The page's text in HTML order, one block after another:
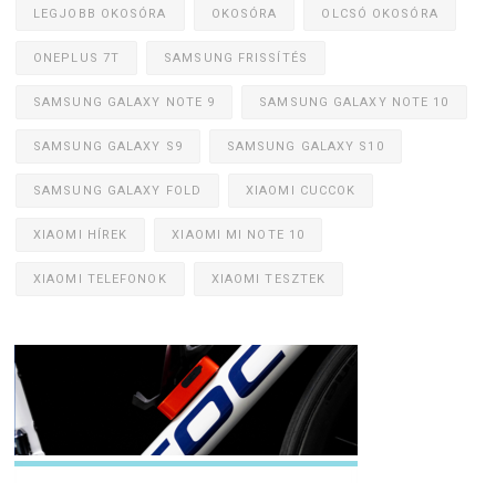
LEGJOBB OKOSÓRA OKOSÓRA OLCSÓ OKOSÓRA
ONEPLUS 7T SAMSUNG FRISSÍTÉS
SAMSUNG GALAXY NOTE 9 SAMSUNG GALAXY NOTE 10
SAMSUNG GALAXY S9 SAMSUNG GALAXY S10
SAMSUNG GALAXY FOLD XIAOMI CUCCOK
XIAOMI HÍREK XIAOMI MI NOTE 10
XIAOMI TELEFONOK XIAOMI TESZTEK